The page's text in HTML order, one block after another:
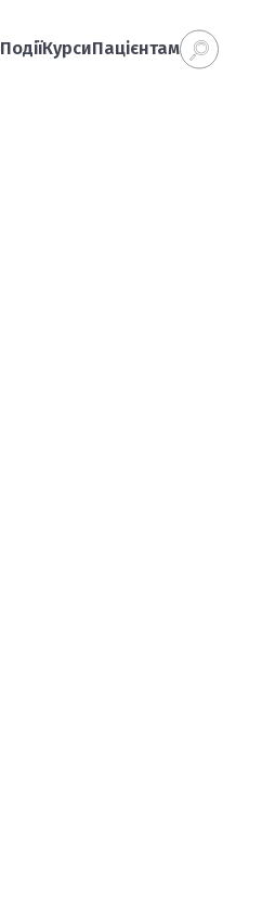
ПодіїКурсиПацієнтам